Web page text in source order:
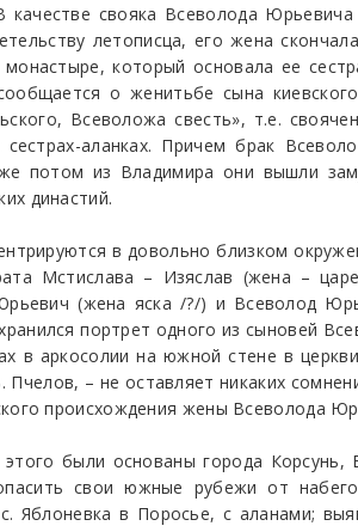
свояка Всеволода Юрьевича
летописца, его жена
который основала ее
о женитьбе сына
Всеволожа свесть», т.е.
аланках. Причем брак
потом из Владимира они вышли
династий.
в довольно близком
Мстислава – Изяслав (жена –
(жена яска /?/) и Всеволод
портрет одного из сыновей
в аркосолии на южной стене в
– не оставляет никаких
происхождения жены Всеволода
были основаны города
свои южные рубежи от
Яблоневка в Поросье, с аланами;